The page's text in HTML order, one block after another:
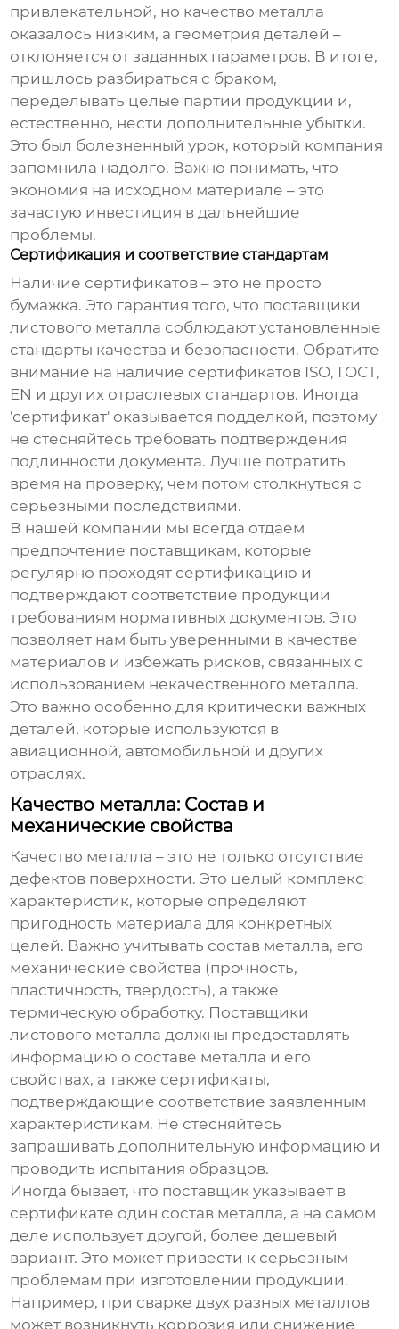
привлекательной, но качество металла
оказалось низким, а геометрия деталей –
отклоняется от заданных параметров. В итоге,
пришлось разбираться с браком,
переделывать целые партии продукции и,
естественно, нести дополнительные убытки.
Это был болезненный урок, который компания
запомнила надолго. Важно понимать, что
экономия на исходном материале – это
зачастую инвестиция в дальнейшие
проблемы.
Сертификация и соответствие стандартам
Наличие сертификатов – это не просто
бумажка. Это гарантия того, что поставщики
листового металла соблюдают установленные
стандарты качества и безопасности. Обратите
внимание на наличие сертификатов ISO, ГОСТ,
EN и других отраслевых стандартов. Иногда
'сертификат' оказывается подделкой, поэтому
не стесняйтесь требовать подтверждения
подлинности документа. Лучше потратить
время на проверку, чем потом столкнуться с
серьезными последствиями.
В нашей компании мы всегда отдаем
предпочтение поставщикам, которые
регулярно проходят сертификацию и
подтверждают соответствие продукции
требованиям нормативных документов. Это
позволяет нам быть уверенными в качестве
материалов и избежать рисков, связанных с
использованием некачественного металла.
Это важно особенно для критически важных
деталей, которые используются в
авиационной, автомобильной и других
отраслях.
Качество металла: Состав и
механические свойства
Качество металла – это не только отсутствие
дефектов поверхности. Это целый комплекс
характеристик, которые определяют
пригодность материала для конкретных
целей. Важно учитывать состав металла, его
механические свойства (прочность,
пластичность, твердость), а также
термическую обработку. Поставщики
листового металла должны предоставлять
информацию о составе металла и его
свойствах, а также сертификаты,
подтверждающие соответствие заявленным
характеристикам. Не стесняйтесь
запрашивать дополнительную информацию и
проводить испытания образцов.
Иногда бывает, что поставщик указывает в
сертификате один состав металла, а на самом
деле использует другой, более дешевый
вариант. Это может привести к серьезным
проблемам при изготовлении продукции.
Например, при сварке двух разных металлов
может возникнуть коррозия или снижение